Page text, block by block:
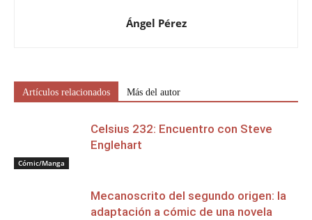
Ángel Pérez
Artículos relacionados Más del autor
Cómic/Manga
Celsius 232: Encuentro con Steve
Englehart
Mecanoscrito del segundo origen: la
adaptación a cómic de una novela